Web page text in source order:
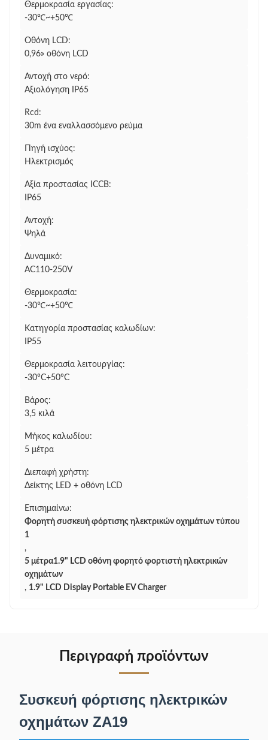
Θερμοκρασία εργασίας:
-30℃~+50℃
Οθόνη LCD:
0,96» οθόνη LCD
Αντοχή στο νερό:
Αξιολόγηση IP65
Rcd:
30m ένα εναλλασσόμενο ρεύμα
Πηγή ισχύος:
Ηλεκτρισμός
Αξία προστασίας ICCB:
IP65
Αντοχή:
Ψηλά
Δυναμικό:
AC110-250V
Θερμοκρασία:
-30℃~+50℃
Κατηγορία προστασίας καλωδίων:
IP55
Θερμοκρασία λειτουργίας:
-30°C+50°C
Βάρος:
3,5 κιλά
Μήκος καλωδίου:
5 μέτρα
Διεπαφή χρήστη:
Δείκτης LED + οθόνη LCD
Επισημαίνω:
Φορητή συσκευή φόρτισης ηλεκτρικών οχημάτων τύπου
1
,
5 μέτρα1.9" LCD οθόνη φορητό φορτιστή ηλεκτρικών
οχημάτων
, 1.9" LCD Display Portable EV Charger
Περιγραφή προϊόντων
Συσκευή φόρτισης ηλεκτρικών
οχημάτων ZA19